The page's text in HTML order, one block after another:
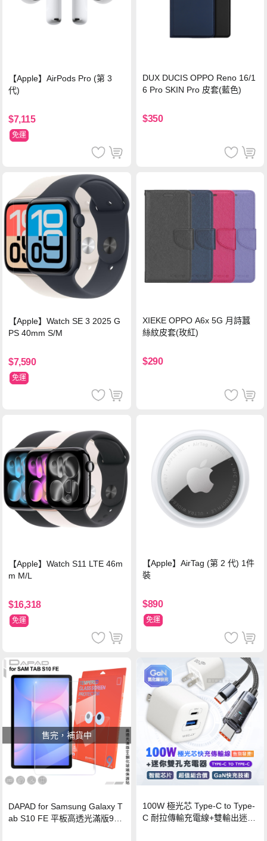
【Apple】AirPods Pro (第 3
代)
$7,115
免運
DUX DUCIS OPPO Reno 16/1
6 Pro SKIN Pro 皮套(藍色)
$350
【Apple】Watch SE 3 2025 G
PS 40mm S/M
$7,590
免運
XIEKE OPPO A6x 5G 月詩蠶
絲紋皮套(玫紅)
$290
【Apple】Watch S11 LTE 46m
m M/L
$16,318
免運
【Apple】AirTag (第 2 代) 1件
裝
$890
免運
售完，補貨中
DAPAD for Samsung Galaxy T
ab S10 FE 平板高透光滿版9H
100W 極光芯 Type-C to Type-
C 耐拉傳輸充電線+雙輸出迷你